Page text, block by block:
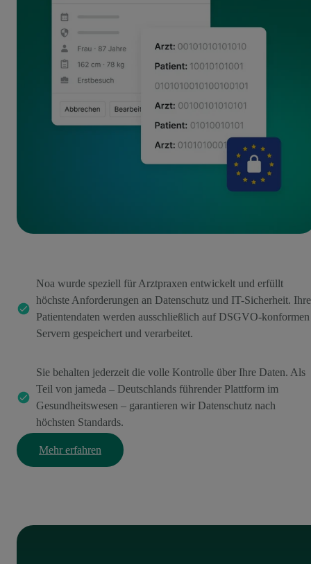
Noa wurde speziell für Arztpraxen entwickelt und erfüllt
höchste Anforderungen an Datenschutz und IT-Sicherheit. Ihre
Patientendaten werden ausschließlich auf DSGVO-konformen
Servern gespeichert und verarbeitet.
Sie behalten jederzeit die volle Kontrolle über Ihre Daten. Als
Teil von jameda – Deutschlands führender Plattform im
Gesundheitswesen – garantieren wir Datenschutz nach
höchsten Standards.
Mehr erfahren